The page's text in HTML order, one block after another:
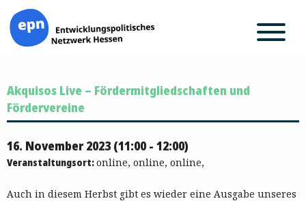
Inhalt
springen
Akquisos Live – Fördermitgliedschaften und
Fördervereine
16. November 2023 (11:00 - 12:00)
Veranstaltungsort:online, online, online,
Auch in diesem Herbst gibt es wieder eine Ausgabe unseres